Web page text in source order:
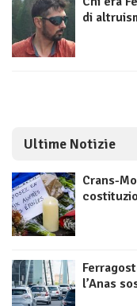
di
Ultime Notizie
Crans-
l’Anas